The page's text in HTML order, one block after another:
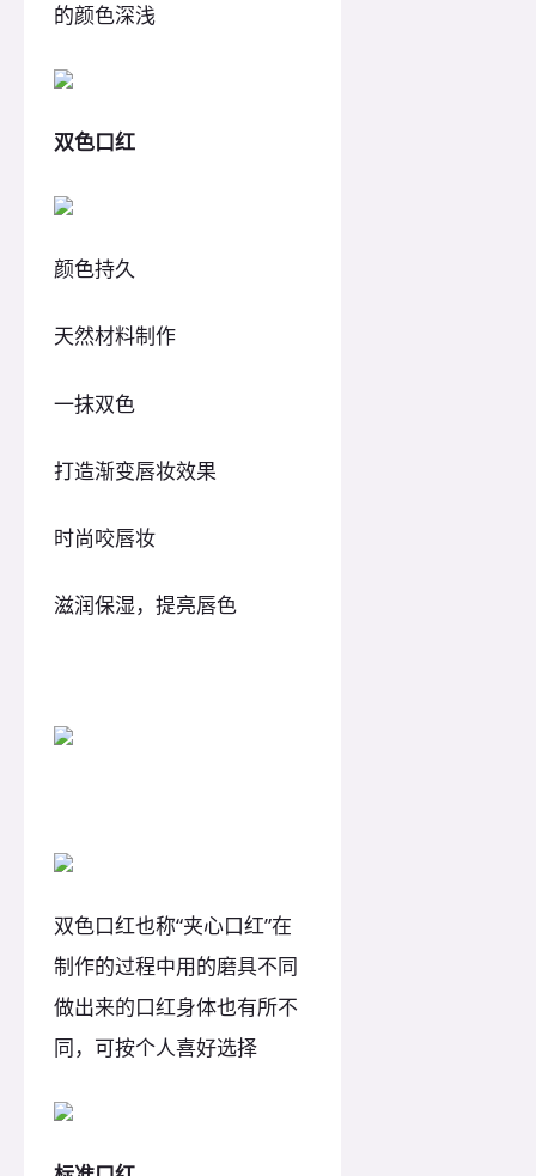
的颜色深浅
双色口红
颜色持久
天然材料制作
一抹双色
打造渐变唇妆效果
时尚咬唇妆
滋润保湿，提亮唇色
双色口红也称“夹心口红”在
制作的过程中用的磨具不同
做出来的口红身体也有所不
同，可按个人喜好选择